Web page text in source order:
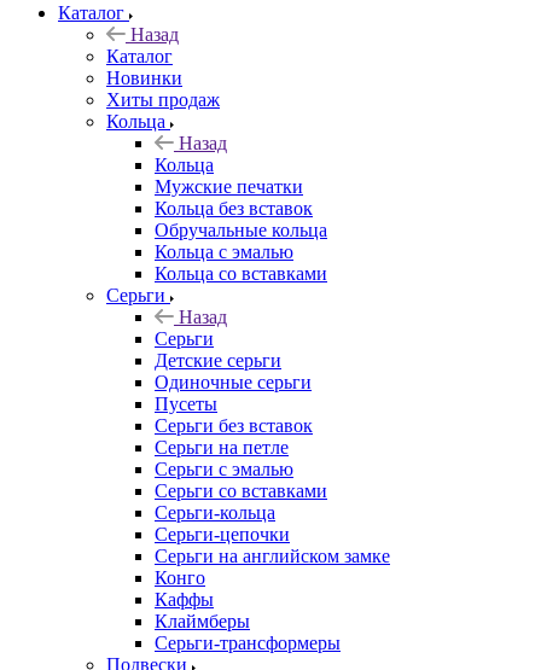
Каталог
Назад
Каталог
Новинки
Хиты продаж
Кольца
Назад
Кольца
Мужские печатки
Кольца без вставок
Обручальные кольца
Кольца с эмалью
Кольца со вставками
Серьги
Назад
Серьги
Детские серьги
Одиночные серьги
Пусеты
Серьги без вставок
Серьги на петле
Серьги с эмалью
Серьги со вставками
Серьги-кольца
Серьги-цепочки
Серьги на английском замке
Конго
Каффы
Клаймберы
Серьги-трансформеры
Подвески